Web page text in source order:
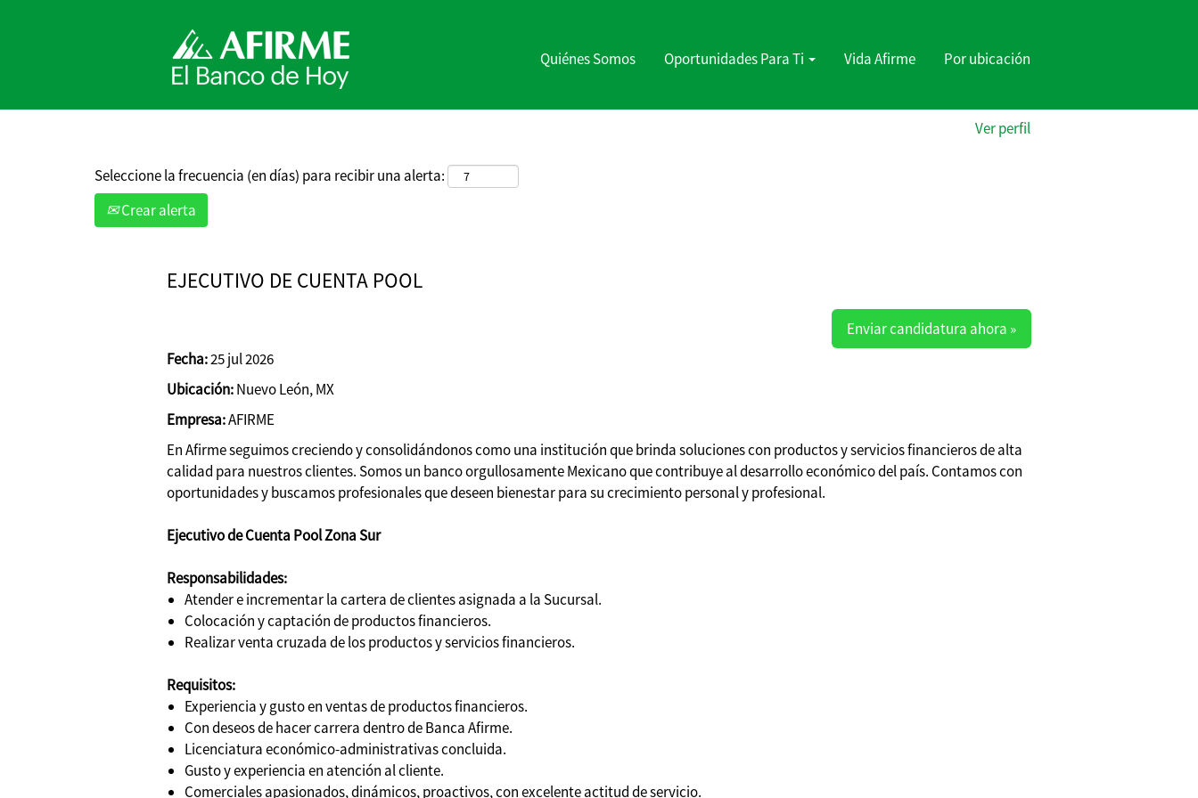
Quiénes Somos Oportunidades Para Ti Vida Afirme Por ubicación
Ver perfil
Buscar por palabra clave
Seleccione la frecuencia (en días) para recibir una alerta:
Crear alerta
EJECUTIVO DE CUENTA POOL
Enviar candidatura ahora »
Fecha:25 jul 2026
Ubicación:Nuevo León, MX
Empresa:AFIRME
En Afirme seguimos creciendo y consolidándonos como una institución que brinda soluciones con productos y servicios financieros de alta
calidad para nuestros clientes. Somos un banco orgullosamente Mexicano que contribuye al desarrollo económico del país. Contamos con
oportunidades y buscamos profesionales que deseen bienestar para su crecimiento personal y profesional.
Ejecutivo de Cuenta Pool Zona Sur
Responsabilidades:
Atender e incrementar la cartera de clientes asignada a la Sucursal.
Colocación y captación de productos financieros.
Realizar venta cruzada de los productos y servicios financieros.
Requisitos:
Experiencia y gusto en ventas de productos financieros.
Con deseos de hacer carrera dentro de Banca Afirme.
Licenciatura económico-administrativas concluida.
Gusto y experiencia en atención al cliente.
Comerciales apasionados, dinámicos, proactivos, con excelente actitud de servicio.